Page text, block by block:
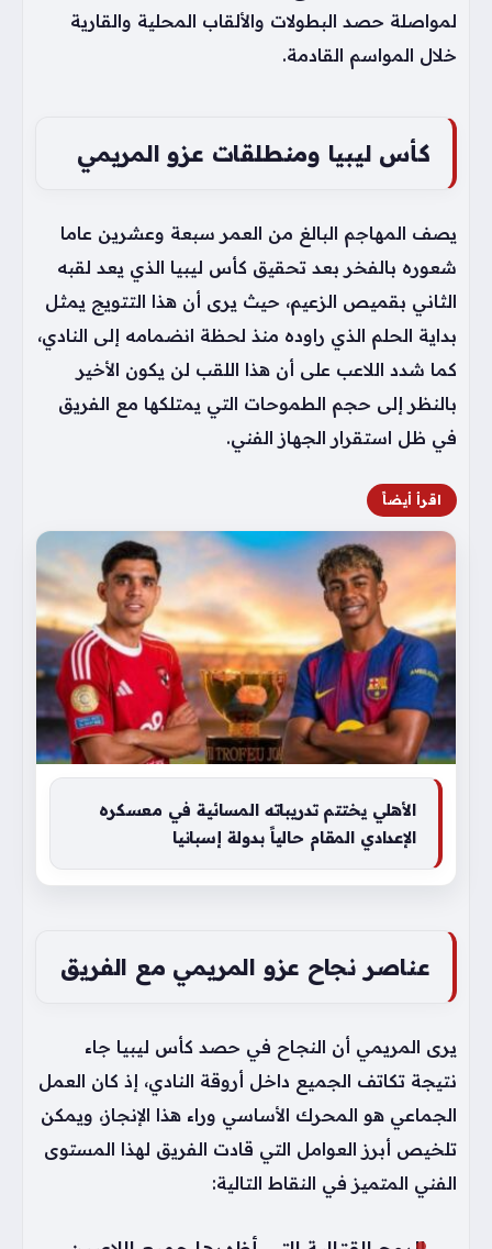
لمواصلة حصد البطولات والألقاب المحلية والقارية
خلال المواسم القادمة.
كأس ليبيا ومنطلقات عزو المريمي
يصف المهاجم البالغ من العمر سبعة وعشرين عاما
شعوره بالفخر بعد تحقيق كأس ليبيا الذي يعد لقبه
الثاني بقميص الزعيم، حيث يرى أن هذا التتويج يمثل
بداية الحلم الذي راوده منذ لحظة انضمامه إلى النادي،
كما شدد اللاعب على أن هذا اللقب لن يكون الأخير
بالنظر إلى حجم الطموحات التي يمتلكها مع الفريق
في ظل استقرار الجهاز الفني.
اقرأ أيضاً
الأهلي يختتم تدريباته المسائية في معسكره
الإعدادي المقام حالياً بدولة إسبانيا
عناصر نجاح عزو المريمي مع الفريق
يرى المريمي أن النجاح في حصد كأس ليبيا جاء
نتيجة تكاتف الجميع داخل أروقة النادي، إذ كان العمل
الجماعي هو المحرك الأساسي وراء هذا الإنجاز، ويمكن
تلخيص أبرز العوامل التي قادت الفريق لهذا المستوى
الفني المتميز في النقاط التالية: